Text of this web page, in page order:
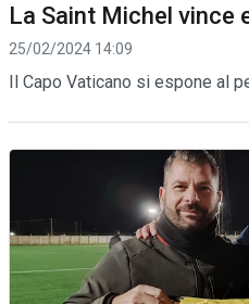
La Saint Michel vince
25/02/2024 14:09
Il Capo Vaticano si espone al